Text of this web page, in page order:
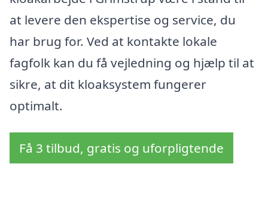
at levere den ekspertise og service, du
har brug for. Ved at kontakte lokale
fagfolk kan du få vejledning og hjælp til at
sikre, at dit kloaksystem fungerer
optimalt.
Få 3 tilbud, gratis og uforpligtende